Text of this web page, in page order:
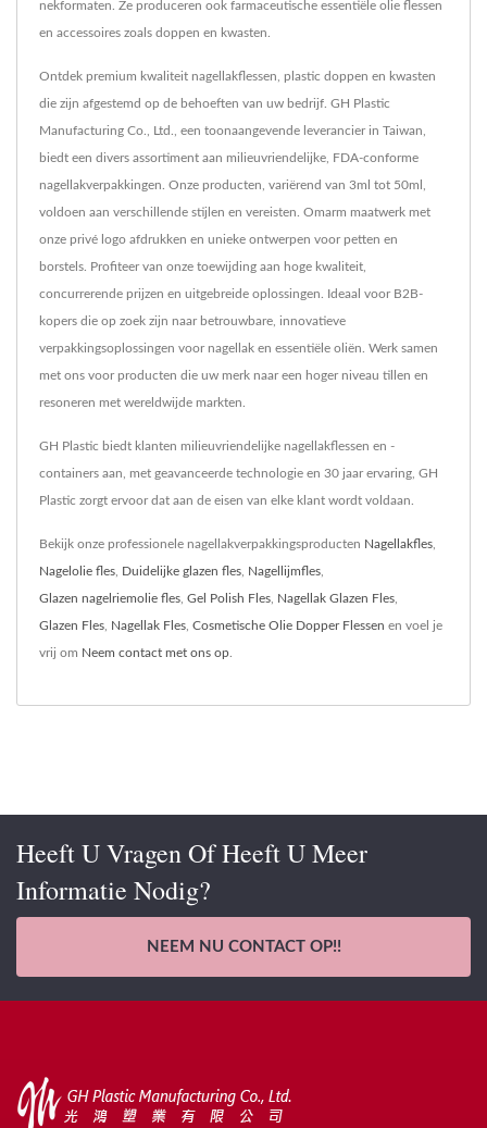
nekformaten. Ze produceren ook farmaceutische essentiële olie flessen
en accessoires zoals doppen en kwasten.
Ontdek premium kwaliteit nagellakflessen, plastic doppen en kwasten
die zijn afgestemd op de behoeften van uw bedrijf. GH Plastic
Manufacturing Co., Ltd., een toonaangevende leverancier in Taiwan,
biedt een divers assortiment aan milieuvriendelijke, FDA-conforme
nagellakverpakkingen. Onze producten, variërend van 3ml tot 50ml,
voldoen aan verschillende stijlen en vereisten. Omarm maatwerk met
onze privé logo afdrukken en unieke ontwerpen voor petten en
borstels. Profiteer van onze toewijding aan hoge kwaliteit,
concurrerende prijzen en uitgebreide oplossingen. Ideaal voor B2B-
kopers die op zoek zijn naar betrouwbare, innovatieve
verpakkingsoplossingen voor nagellak en essentiële oliën. Werk samen
met ons voor producten die uw merk naar een hoger niveau tillen en
resoneren met wereldwijde markten.
GH Plastic biedt klanten milieuvriendelijke nagellakflessen en -
containers aan, met geavanceerde technologie en 30 jaar ervaring, GH
Plastic zorgt ervoor dat aan de eisen van elke klant wordt voldaan.
Bekijk onze professionele nagellakverpakkingsproducten Nagellakfles
Nagelolie fles Duidelijke glazen fles Nagellijmfles
Glazen nagelriemolie fles Gel Polish Fles Nagellak Glazen Fles
Glazen Fles Nagellak Fles Cosmetische Olie Dopper Flessen en voel je
vrij om Neem contact met ons op
Heeft U Vragen Of Heeft U Meer
Informatie Nodig?
NEEM NU CONTACT OP!!